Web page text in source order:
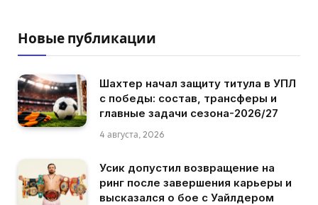
Новые публикации
Шахтер начал защиту титула в УПЛ
с победы: состав, трансферы и
главные задачи сезона-2026/27
4 августа, 2026
Усик допустил возвращение на
ринг после завершения карьеры и
высказался о бое с Уайлдером